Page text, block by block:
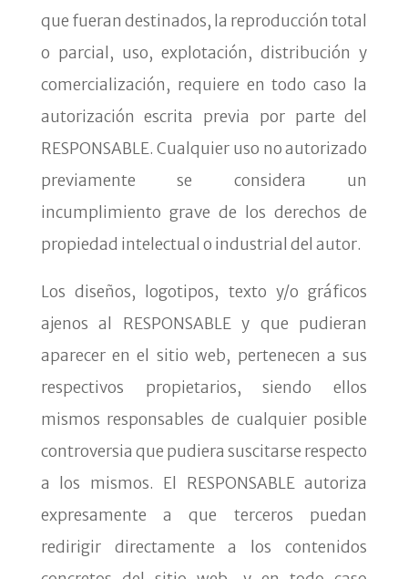
que fueran destinados, la reproducción total
o parcial, uso, explotación, distribución y
comercialización, requiere en todo caso la
autorización escrita previa por parte del
RESPONSABLE. Cualquier uso no autorizado
previamente se considera un
incumplimiento grave de los derechos de
propiedad intelectual o industrial del autor.
Los diseños, logotipos, texto y/o gráficos
ajenos al RESPONSABLE y que pudieran
aparecer en el sitio web, pertenecen a sus
respectivos propietarios, siendo ellos
mismos responsables de cualquier posible
controversia que pudiera suscitarse respecto
a los mismos. El RESPONSABLE autoriza
expresamente a que terceros puedan
redirigir directamente a los contenidos